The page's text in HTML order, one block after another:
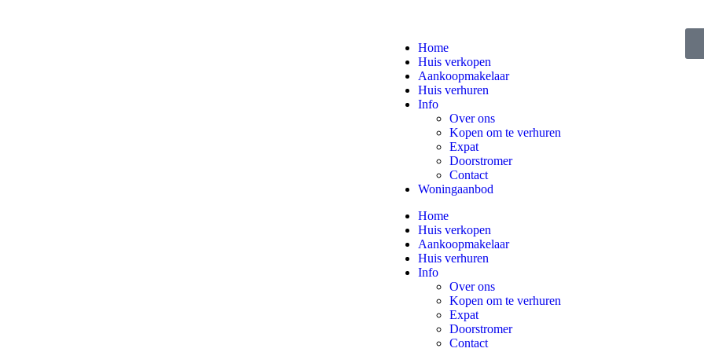
Home
Huis verkopen
Aankoopmakelaar
Huis verhuren
Info
Over ons
Kopen om te verhuren
Expat
Doorstromer
Contact
Woningaanbod
Home
Huis verkopen
Aankoopmakelaar
Huis verhuren
Info
Over ons
Kopen om te verhuren
Expat
Doorstromer
Contact